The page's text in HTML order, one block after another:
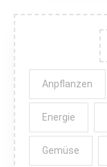
Anpflanzen
Energie
Gemüse